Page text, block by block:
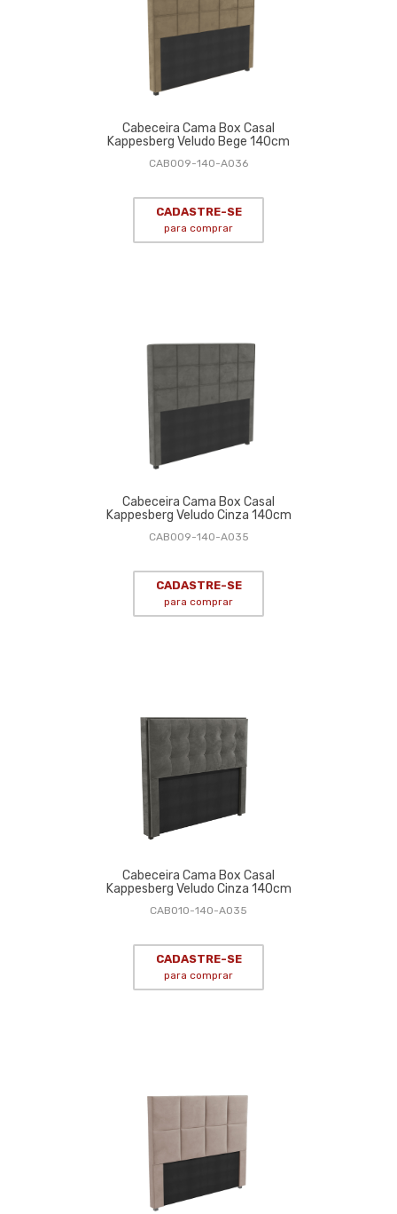
Cabeceira Cama Box Casal
Kappesberg Veludo Bege 140cm
CAB009-140-A036
CADASTRE-SE
para comprar
Cabeceira Cama Box Casal
Kappesberg Veludo Cinza 140cm
CAB009-140-A035
CADASTRE-SE
para comprar
Cabeceira Cama Box Casal
Kappesberg Veludo Cinza 140cm
CAB010-140-A035
CADASTRE-SE
para comprar